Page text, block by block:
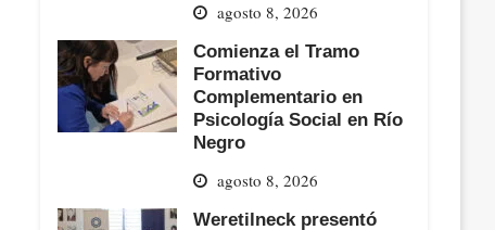
agosto 8, 2026
Comienza el Tramo
Formativo
Complementario en
Psicología Social en Río
Negro
agosto 8, 2026
Weretilneck presentó